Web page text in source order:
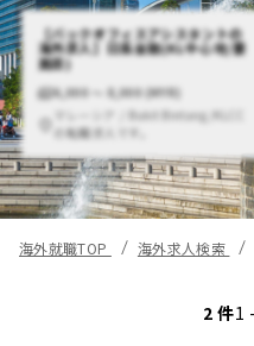
【バックオフィスアシスタントの
海外求人】日系金融(KL中心地/要
英語)
6,000 〜 8,000 (MYR)
マレーシア / Bukit Bintang/KLCC
の転職求人です。
海外就職TOP 海外求人検索
2 件1